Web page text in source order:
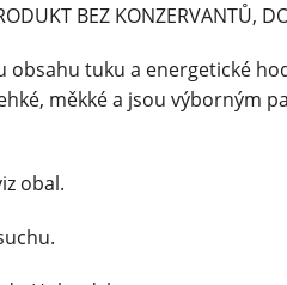
BEZ KONZERVANTŮ,
obsahu tuku a energetické
měkké a jsou výborným
obal.